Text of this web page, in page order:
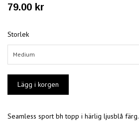
79.00 kr
Storlek
Medium
Seamless sport bh topp i härlig ljusblå färg.